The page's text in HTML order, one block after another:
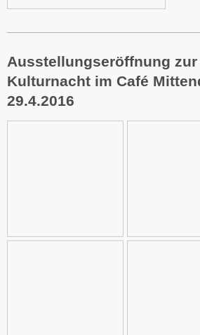
Ausstellungseröffnung zur
Kulturnacht im Café
29.4.2016